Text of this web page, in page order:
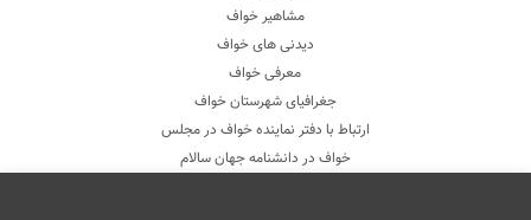
مشاهیر خواف
دیدنی های خواف
معرفی خواف
جغرافیای شهرستان خواف
ارتباط با دفتر نماینده خواف در مجلس
خواف در دانشنامه جهان سالام